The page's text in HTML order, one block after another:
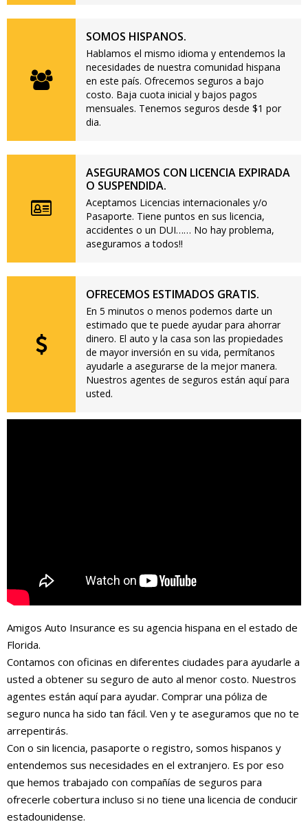
SOMOS HISPANOS.
Hablamos el mismo idioma y entendemos la
necesidades de nuestra comunidad hispana
en este país. Ofrecemos seguros a bajo
costo. Baja cuota inicial y bajos pagos
mensuales. Tenemos seguros desde $1 por
dia.
ASEGURAMOS CON LICENCIA EXPIRADA
O SUSPENDIDA.
Aceptamos Licencias internacionales y/o
Pasaporte. Tiene puntos en sus licencia,
accidentes o un DUI…… No hay problema,
aseguramos a todos!!
OFRECEMOS ESTIMADOS GRATIS.
En 5 minutos o menos podemos darte un
estimado que te puede ayudar para ahorrar
dinero. El auto y la casa son las propiedades
de mayor inversión en su vida, permítanos
ayudarle a asegurarse de la mejor manera.
Nuestros agentes de seguros están aquí para
usted.
Amigos Auto Insurance es su agencia hispana en el estado de
Florida.
Contamos con oficinas en diferentes ciudades para ayudarle a
usted a obtener su seguro de auto al menor costo. Nuestros
agentes están aquí para ayudar. Comprar una póliza de
seguro nunca ha sido tan fácil. Ven y te aseguramos que no te
arrepentirás.
Con o sin licencia, pasaporte o registro, somos hispanos y
entendemos sus necesidades en el extranjero. Es por eso
que hemos trabajado con compañías de seguros para
ofrecerle cobertura incluso si no tiene una licencia de conducir
estadounidense.